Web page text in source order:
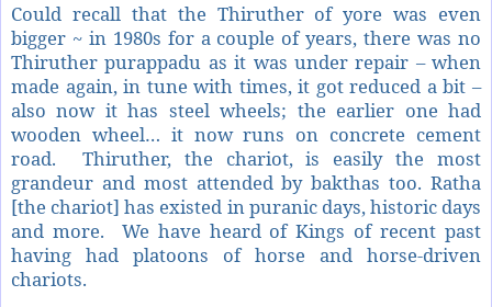
Could recall that the Thiruther of yore was even
bigger ~ in 1980s for a couple of years, there was no
Thiruther purappadu as it was under repair – when
made again, in tune with times, it got reduced a bit –
also now it has steel wheels; the earlier one had
wooden wheel… it now runs on concrete cement
road. Thiruther, the chariot, is easily the most
grandeur and most attended by bakthas too. Ratha
[the chariot] has existed in puranic days, historic days
and more. We have heard of Kings of recent past
having had platoons of horse and horse-driven
chariots.